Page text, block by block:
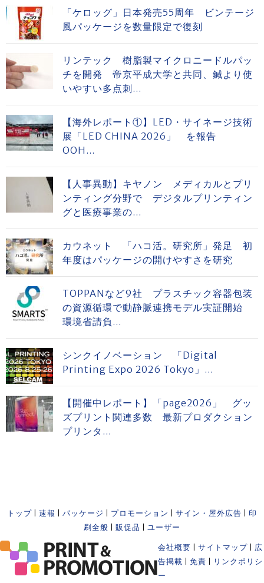
「ケロッグ」日本発売55周年 ビンテージ
風パッケージを数量限定で復刻
リンテック 樹脂製マイクロニードルパッ
チを開発 帝京平成大学と共同、鍼より使
いやすい多点刺...
【海外レポート①】LED・サイネージ技術
展「LED CHINA 2026」 を報告
OOH...
【人事異動】キヤノン メディカルとプリ
ンティング分野で デジタルプリンティン
グと医療事業の...
カウネット 「ハコ活。研究所」発足 初
年度はパッケージの開けやすさを研究
TOPPANなど9社 プラスチック容器包装
の資源循環で動静脈連携モデル実証開始
環境省請負...
シンクイノベーション 「Digital
Printing Expo 2026 Tokyo」...
【開催中レポート】「page2026」 グッ
ズプリント関連多数 最新プロダクション
プリンタ...
トップ 速報 パッケージ プロモーション サイン・屋外広告
印
刷全般
販促品 ユーザー
会社概要 サイトマップ
広
告掲載
免責
リンクポリシ
ー